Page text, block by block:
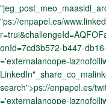
"ps://enpapel.es/
onId=7cd3b572-b447-
='externalanoope-
search">ps://enpapel.es/
='externalanoope-